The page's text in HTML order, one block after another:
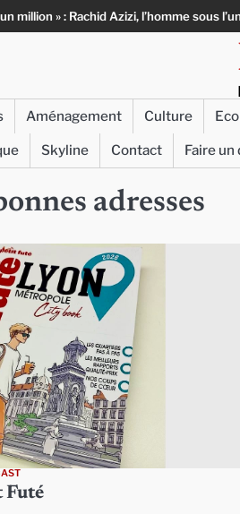
Azizi, l’homme sous l’uniforme de
Aménagement Culture
Skyline Contact Faire un
adresses
Futé